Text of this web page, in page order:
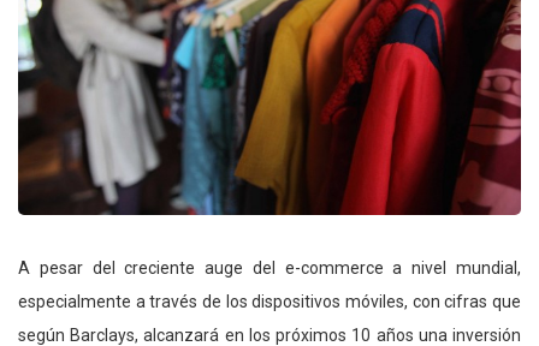
A pesar del creciente auge del e-commerce a nivel mundial,
especialmente a través de los dispositivos móviles, con cifras que
según Barclays, alcanzará en los próximos 10 años una inversión